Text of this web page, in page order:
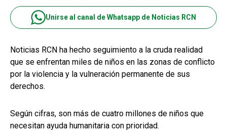
Unirse al canal de Whatsapp de Noticias RCN
Noticias RCN ha hecho seguimiento a la cruda realidad
que se enfrentan miles de niños en las zonas de conflicto
por la violencia y la vulneración permanente de sus
derechos.
Según cifras, son más de cuatro millones de niños que
necesitan ayuda humanitaria con prioridad.